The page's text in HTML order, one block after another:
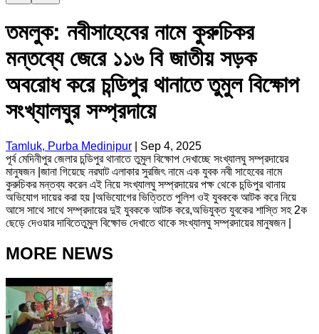
তমলুক: নবীসাহেবের নামে কুরুচিকর
মন্তব্যে জেরে ১১৬ বি জাতীয় সড়ক
অবরোধ করে চন্ডিপুর থানাতে তুমুল বিক্ষোপ
সংখ্যালঘুর সম্প্রদায়ে
Tamluk, Purba Medinipur
Sep 4, 2025
পূর্ব মেদিনীপুর জেলার চন্ডিপুর থানাতে তুমুল বিক্ষোপ দেখাচ্ছে সংখ্যালঘু সম্প্রদায়ের
মানুষজন |জানা গিয়েছে নরঘাট এলাকার সুরজিৎ নামে এক যুবক নবী সাহেবের নামে
কুরুচিকর মন্তব্য করেন এই নিয়ে সংখ্যালঘু সম্প্রদায়ের পক্ষ থেকে চন্ডিপুর থানায়
অভিযোগ দায়ের করা হয় |অভিযোগের ভিত্তিতে পুলিশ ওই যুবককে আটক করে নিয়ে
আসে সাথে সাথে সম্প্রদায়ের দুই যুবককে আটক করে,অভিযুক্ত যুবকের শাস্তি সহ 2ক
ছেড়ে দেওয়ার দাবিতেতুমুল বিক্ষোভ দেখাতে থাকে সংখ্যালঘু সম্প্রদায়ের মানুষজন |
MORE NEWS